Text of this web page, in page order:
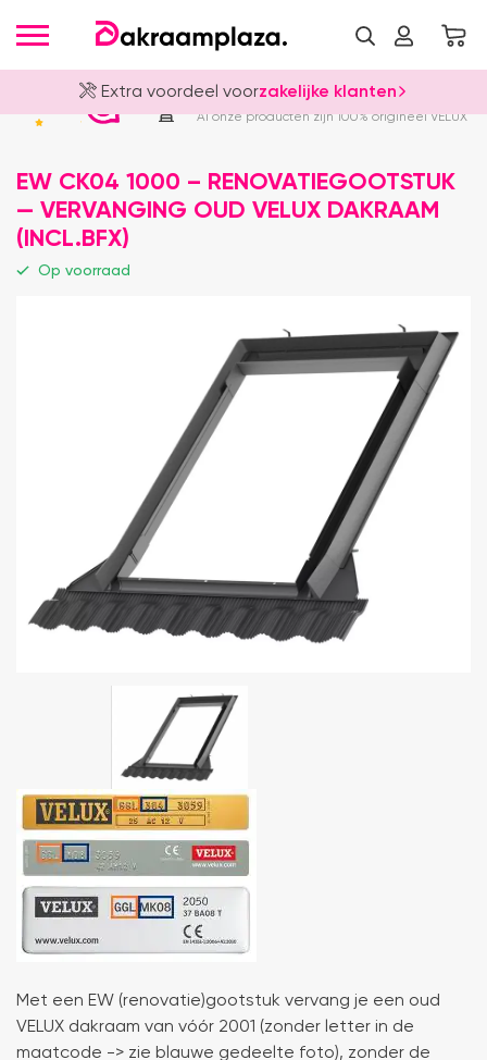
Extra voordeel voorzakelijke klanten
Officieel VELUX Dealer
Al onze producten zijn 100% origineel VELUX
EW CK04 1000 – RENOVATIEGOOTSTUK
— VERVANGING OUD VELUX DAKRAAM
(INCL.BFX)
Op voorraad
Met een EW (renovatie)gootstuk vervang je een oud
VELUX dakraam van vóór 2001 (zonder letter in de
maatcode -> zie blauwe gedeelte foto), zonder de